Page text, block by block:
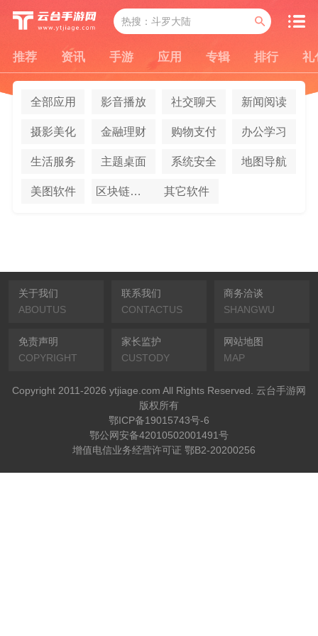
推荐 资讯 手游 应用 专辑 排行 礼
全部应用 影音播放 社交聊天 新闻阅读
摄影美化 金融理财 购物支付 办公学习
生活服务 主题桌面 系统安全 地图导航
美图软件 区块链应用 其它软件
关于我们
ABOUTUS
联系我们
CONTACTUS
商务洽谈
SHANGWU
免责声明
COPYRIGHT
家长监护
CUSTODY
网站地图
MAP
Copyright 2011-2026 ytjiage.com All Rights Reserved. 云台手游网
版权所有
鄂ICP备19015743号-6
鄂公网安备42010502001491号
增值电信业务经营许可证 鄂B2-20200256